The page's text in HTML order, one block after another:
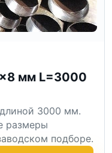
мм L=3000
3000 мм.
размеры
подборе.